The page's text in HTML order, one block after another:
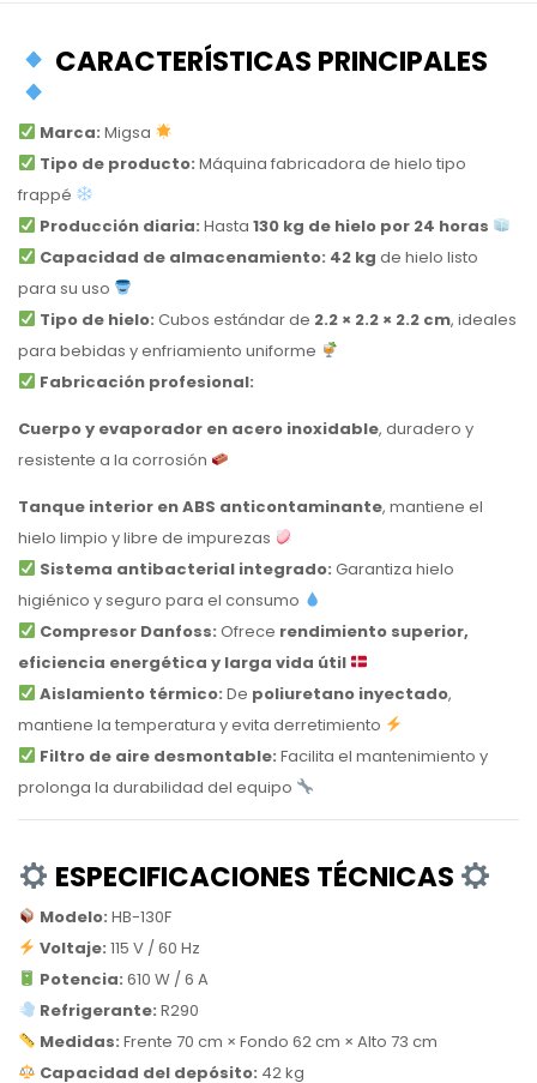
CARACTERÍSTICAS PRINCIPALES
Marca: Migsa
Tipo de producto: Máquina fabricadora de hielo tipo
frappé
Producción diaria: Hasta 130 kg de hielo por 24 horas
Capacidad de almacenamiento: 42 kg de hielo listo
para su uso
Tipo de hielo: Cubos estándar de 2.2 × 2.2 × 2.2 cm, ideales
para bebidas y enfriamiento uniforme
Fabricación profesional:
Cuerpo y evaporador en acero inoxidable, duradero y
resistente a la corrosión
Tanque interior en ABS anticontaminante, mantiene el
hielo limpio y libre de impurezas
Sistema antibacterial integrado: Garantiza hielo
higiénico y seguro para el consumo
Compresor Danfoss: Ofrece rendimiento superior,
eficiencia energética y larga vida útil
Aislamiento térmico: De poliuretano inyectado,
mantiene la temperatura y evita derretimiento
Filtro de aire desmontable: Facilita el mantenimiento y
prolonga la durabilidad del equipo
ESPECIFICACIONES TÉCNICAS
Modelo: HB-130F
Voltaje: 115 V / 60 Hz
Potencia: 610 W / 6 A
Refrigerante: R290
Medidas: Frente 70 cm × Fondo 62 cm × Alto 73 cm
Capacidad del depósito: 42 kg